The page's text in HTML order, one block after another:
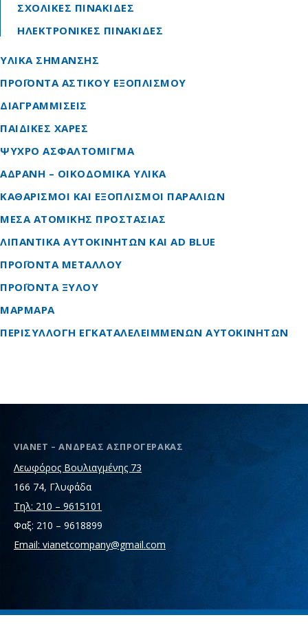
ΣΧΟΛΙΚΕΣ ΠΙΝΑΚΙΔΕΣ
ΗΛΕΚΤΡΟΝΙΚΕΣ ΠΙΝΑΚΙΔΕΣ
ΥΛΙΚΑ ΣΗΜΑΝΣΗΣ
ΠΡΟΪΟΝΤΑ ΑΣΤΙΚΟΥ ΕΞΟΠΛΙΣΜΟΥ
ΔΙΑΓΡΑΜΜΙΣΕΙΣ
ΠΑΙΔΙΚΕΣ ΧΑΡΕΣ
ΨΥΧΡΟ ΑΣΦΑΛΤΟΜΙΓΜΑ
ΑΔΡΑΝΗ – ΟΙΚΟΔΟΜΙΚΑ ΥΛΙΚΑ
ΚΑΘΑΡΙΣΜΟΙ ΚΑΙ ΕΞΟΠΛΙΣΜΟΙ ΠΑΡΑΛΙΩΝ
ΜΕΣΑ ΑΤΟΜΙΚΗΣ ΠΡΟΣΤΑΣΙΑΣ
ΛΙΠΑΝΤΙΚΑ ΑΥΤΟΚΙΝΗΤΩΝ ΚΑΙ AD BLUE
ΠΡΟΪΟΝΤΑ ΜΕΤΑΛΛΟΥ
ΠΡΟΪΟΝΤΑ ΞΥΛΟΥ
ΜΑΡΜΑΡΑ
ΠΕΡΙΣΥΛΛΟΓΗ ΕΓΚΑΤΑΛΕΛΕΙΜΜΕΝΩΝ ΑΥΤΟΚΙΝΗΤΩΝ
VIANET – ΑΝΔΡΕΑΣ ΑΣΠΡΟΓΕΡΑΚΑΣ
Λεωφόρος Βουλιαγμένης 73
166 74, Γλυφάδα
Τηλ: 210 – 9615101
Φαξ: 210 – 9618899
Email: vianetcompany@gmail.com